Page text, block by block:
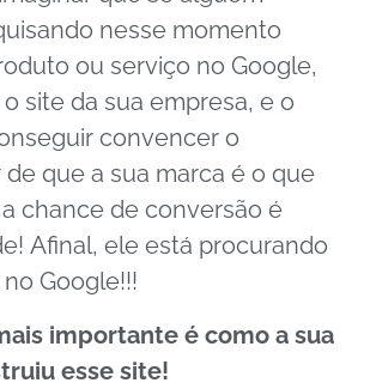
nesse momento
ou serviço no Google,
site da sua empresa, e o
convencer o
que a sua marca é o que
chance de conversão é
Afinal, ele está procurando
no Google!!!
importante é como a sua
esse site!